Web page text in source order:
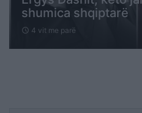
shumica shqiptarë
schedule 4 vit me parë